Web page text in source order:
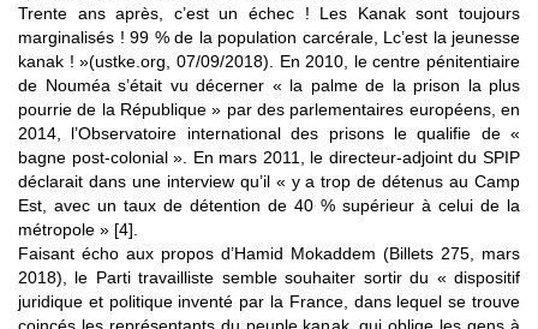
Trente ans après, c’est un échec ! Les Kanak sont toujours
marginalisés ! 99 % de la population carcérale, Lc’est la jeunesse
kanak ! »(ustke.org, 07/09/2018). En 2010, le centre pénitentiaire
de Nouméa s’était vu décerner « la palme de la prison la plus
pourrie de la République » par des parlementaires européens, en
2014, l’Observatoire international des prisons le qualifie de «
bagne post-colonial ». En mars 2011, le directeur-adjoint du SPIP
déclarait dans une interview qu’il « y a trop de détenus au Camp
Est, avec un taux de détention de 40 % supérieur à celui de la
métropole » [4].
Faisant écho aux propos d’Hamid Mokaddem (Billets 275, mars
2018), le Parti travailliste semble souhaiter sortir du « dispositif
juridique et politique inventé par la France, dans lequel se trouve